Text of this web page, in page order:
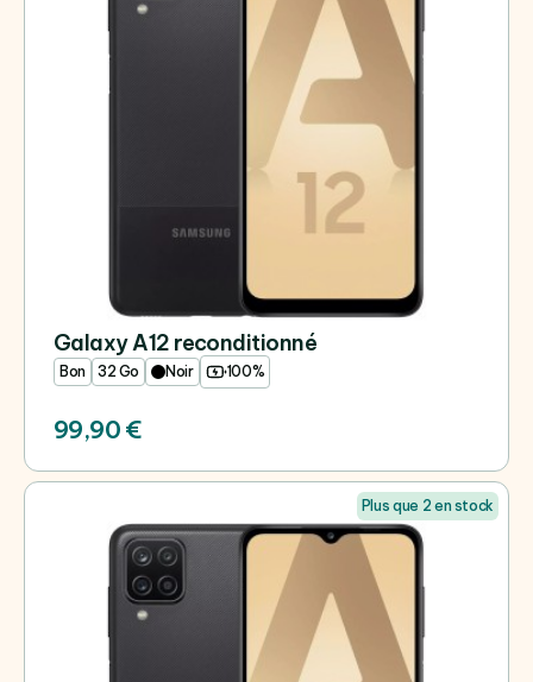
Galaxy A12 reconditionné
32 Go
Bon Noir 100%
99,90 €
Plus que 2 en stock